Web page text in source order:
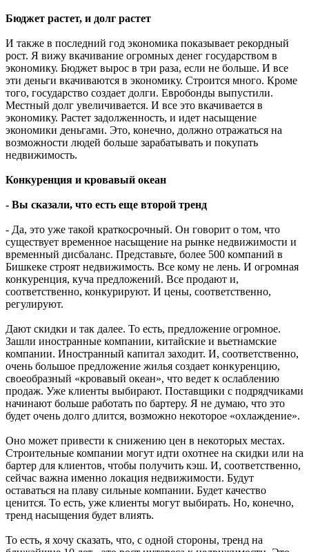
Бюджет растет, и долг растет
И также в последний год экономика показывает рекордный
рост. Я вижу вкачивание огромных денег государством в
экономику. Бюджет вырос в три раза, если не больше. И все
эти деньги вкачиваются в экономику. Строится много. Кроме
того, государство создает долги. Евробонды выпустили.
Местный долг увеличивается. И все это вкачивается в
экономику. Растет задолженность, и идет насыщение
экономики деньгами. Это, конечно, должно отражаться на
возможности людей больше зарабатывать и покупать
недвижимость.
Конкуренция и кровавый океан
- Вы сказали, что есть еще второй тренд
- Да, это уже такой краткосрочный. Он говорит о том, что
существует временное насыщение на рынке недвижимости и
временный дисбаланс. Представьте, более 500 компаний в
Бишкеке строят недвижимость. Все кому не лень. И огромная
конкуренция, куча предложений. Все продают и,
соответственно, конкурируют. И цены, соответственно,
регулируют.
Дают скидки и так далее. То есть, предложение огромное.
Зашли иностранные компании, китайские и вьетнамские
компании. Иностранный капитал заходит. И, соответственно,
очень большое предложение жилья создает конкуренцию,
своеобразный «кровавый океан», что ведет к ослаблению
продаж. Уже клиенты выбирают. Поставщики с подрядчиками
начинают больше работать по бартеру. Я не думаю, что это
будет очень долго длится, возможно некоторое «охлаждение».
Оно может привести к снижению цен в некоторых местах.
Строительные компании могут идти охотнее на скидки или на
бартер для клиентов, чтобы получить кэш. И, соответственно,
сейчас важна именно локация недвижимости. Будут
оставаться на плаву сильные компании. Будет качество
ценится. То есть, уже клиенты могут выбирать. Но, конечно,
тренд насыщения будет влиять.
То есть, я хочу сказать, что, с одной стороны, тренд на